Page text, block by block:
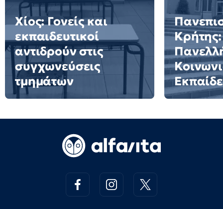
Χίος: Γονείς και
εκπαιδευτικοί
αντιδρούν στις
συγχωνεύσεις
τμημάτων